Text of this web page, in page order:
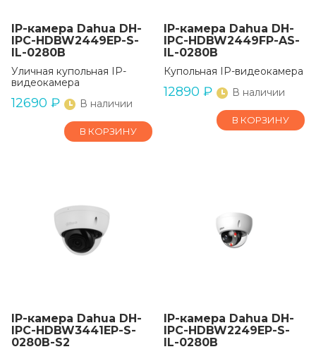
IP-камера Dahua DH-
IPC-HDBW2449EP-S-
IL-0280B
Уличная купольная IP-
видеокамера
12690 ₽ В наличии
В КОРЗИНУ
IP-камера Dahua DH-
IPC-HDBW2449FP-AS-
IL-0280B
Купольная IP-видеокамера
12890 ₽ В наличии
В КОРЗИНУ
IP-камера Dahua DH-
IPC-HDBW3441EP-S-
0280B-S2
IP-камера Dahua DH-
IPC-HDBW2249EP-S-
IL-0280B